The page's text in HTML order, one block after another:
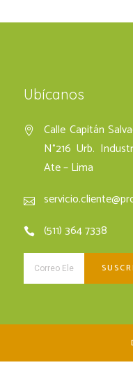
Ubícanos
Calle Capitán
N°216 Urb.
Ate – Lima
(511) 364 7338